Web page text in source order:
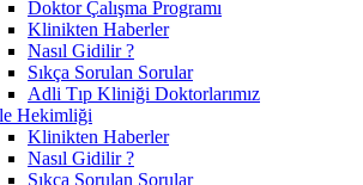
Doktor Çalışma Programı
Klinikten Haberler
Nasıl Gidilir ?
Sıkça Sorulan Sorular
Adli Tıp Kliniği Doktorlarımız
Hekimliği
Klinikten Haberler
Nasıl Gidilir ?
Sıkça Sorulan Sorular